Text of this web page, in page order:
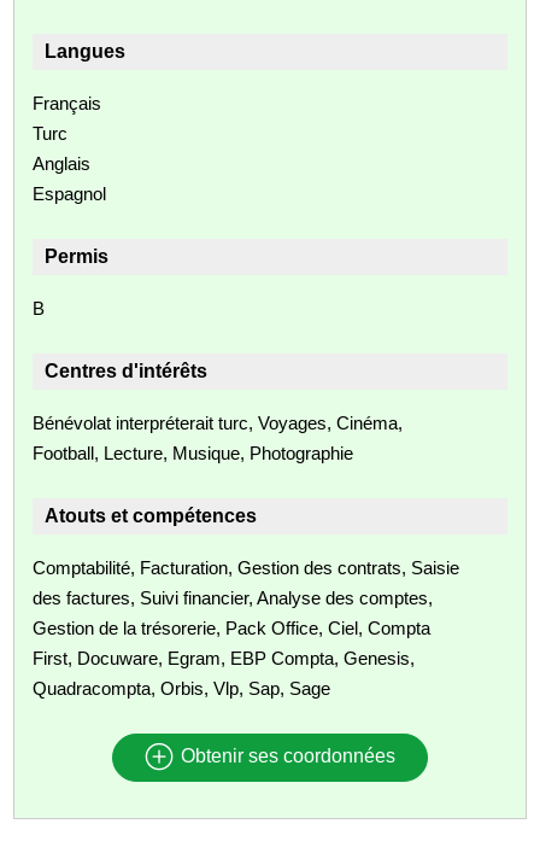
Langues
Français
Turc
Anglais
Espagnol
Permis
B
Centres d'intérêts
Bénévolat interpréterait turc, Voyages, Cinéma,
Football, Lecture, Musique, Photographie
Atouts et compétences
Comptabilité, Facturation, Gestion des contrats, Saisie
des factures, Suivi financier, Analyse des comptes,
Gestion de la trésorerie, Pack Office, Ciel, Compta
First, Docuware, Egram, EBP Compta, Genesis,
Quadracompta, Orbis, Vlp, Sap, Sage
Obtenir ses coordonnées